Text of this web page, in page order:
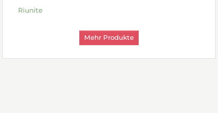
Riunite
Mehr Produkte